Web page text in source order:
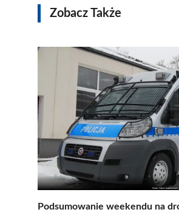
Zobacz Także
Podsumowanie weekendu na